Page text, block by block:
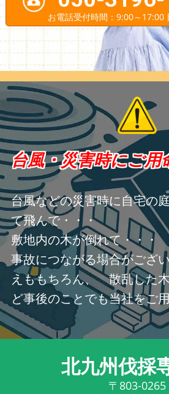
お電話受付時間：9:00～17:00
台風・災害時にご用
台風などの災害時に自宅の
て飛んで・・・
敷地内の木が倒れて・・・
事故につながる場合がござ
えももちろん、 散乱した
ど事後のことでも当社をご
北九州伐採
〒803-0265